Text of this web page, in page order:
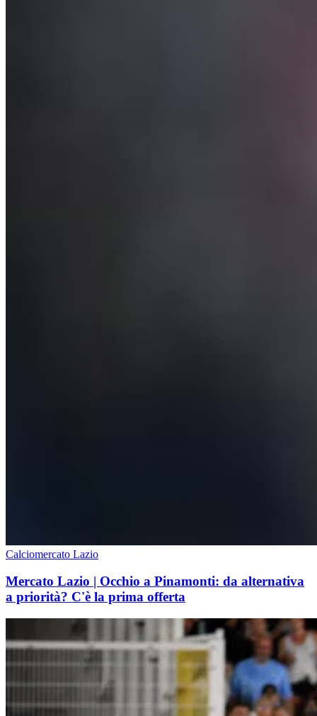
Calciomercato Lazio
Mercato Lazio | Occhio a Pinamonti: da alternativa
a priorità? C'è la prima offerta